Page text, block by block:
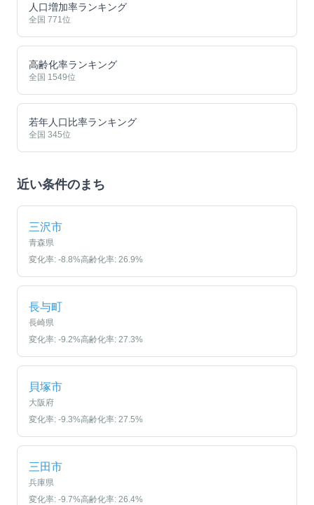
人口増加率ランキング
全国 771位
高齢化率ランキング
全国 1549位
若年人口比率ランキング
全国 345位
近い条件のまち
三沢市
青森県
変化率: -8.8%高齢化率: 26.9%
長与町
長崎県
変化率: -9.2%高齢化率: 27.3%
貝塚市
大阪府
変化率: -9.3%高齢化率: 27.5%
三田市
兵庫県
変化率: -9.7%高齢化率: 26.4%